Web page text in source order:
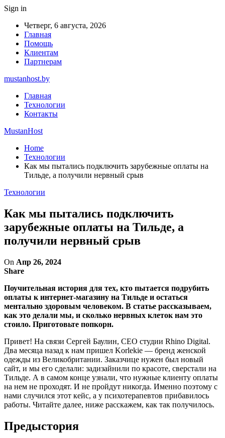
Sign in
Четверг, 6 августа, 2026
Главная
Помощь
Клиентам
Партнерам
mustanhost.by
Главная
Технологии
Контакты
MustanHost
Home
Технологии
Как мы пытались подключить зарубежные оплаты на
Тильде, а получили нервный срыв
Технологии
Как мы пытались подключить
зарубежные оплаты на Тильде, а
получили нервный срыв
On Апр 26, 2024
Share
Поучительная история для тех, кто пытается подрубить
оплаты к интернет-магазину на Тильде и остаться
ментально здоровым человеком. В статье рассказываем,
как это делали мы, и сколько нервных клеток нам это
стоило. Приготовьте попкорн.
Привет! На связи Cергей Баулин, CEO студии Rhino Digital.
Два месяца назад к нам пришел Korlekie — бренд женской
одежды из Великобритании. Заказчице нужен был новый
сайт, и мы его сделали: задизайнили по красоте, сверстали на
Тильде. А в самом конце узнали, что нужные клиенту оплаты
на нем не проходят. И не пройдут никогда. Именно поэтому с
нами случился этот кейс, а у психотерапевтов прибавилось
работы. Читайте далее, ниже расскажем, как так получилось.
Предыстория